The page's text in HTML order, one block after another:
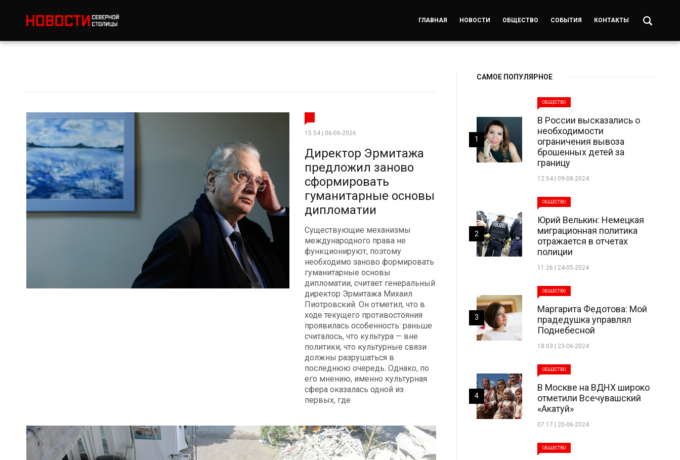
ГЛАВНАЯ НОВОСТИ ОБЩЕСТВО СОБЫТИЯ КОНТАКТЫ
15:54 | 06-06-2026
Директор Эрмитажа
предложил заново
сформировать
гуманитарные основы
дипломатии
Существующие механизмы
международного права не
функционируют, поэтому
необходимо заново формировать
гуманитарные основы
дипломатии, считает генеральный
директор Эрмитажа Михаил
Пиотровский. Он отметил, что в
ходе текущего противостояния
проявилась особенность: раньше
считалось, что культура — вне
политики, что культурные связи
должны разрушаться в
последнюю очередь. Однако, по
его мнению, именно культурная
сфера оказалась одной из
первых, где
САМОЕ ПОПУЛЯРНОЕ
ОБЩЕСТВО
В России высказались о
необходимости
ограничения вывоза
брошенных детей за
границу
12:54 | 09-08-2024
1
ОБЩЕСТВО
Юрий Велькин: Немецкая
миграционная политика
отражается в отчетах
полиции
11:26 | 24-05-2024
2
ОБЩЕСТВО
Маргарита Федотова: Мой
прадедушка управлял
Поднебесной
18:03 | 23-06-2024
3
ОБЩЕСТВО
В Москве на ВДНХ широко
отметили Всечувашский
«Акатуй»
07:17 | 20-06-2024
4
ОБЩЕСТВО